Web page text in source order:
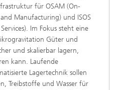
für OSAM (On-
Manufacturing) und ISOS
Im Fokus steht eine
Güter und
und skalierbar lagern,
kann. Laufende
Lagertechnik sollen
Treibstoffe und Wasser für